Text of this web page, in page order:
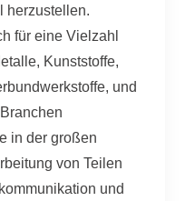
herzustellen.
für eine Vielzahl
Kunststoffe,
und
in der großen
von Teilen
und